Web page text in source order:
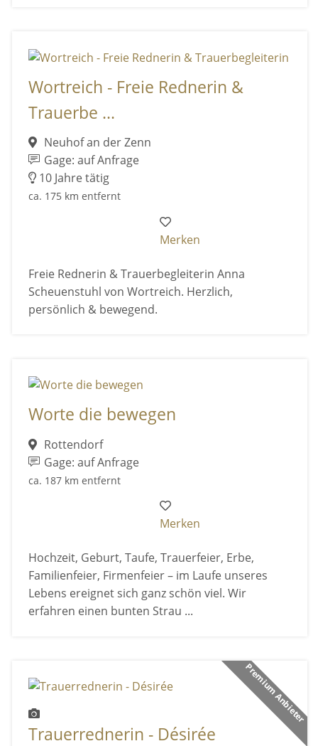
Wortreich - Freie Rednerin &
Trauerbe ...
Neuhof an der Zenn
Gage: auf Anfrage
10 Jahre tätig
ca. 175 km entfernt
Merken
Freie Rednerin & Trauerbegleiterin Anna
Scheuenstuhl von Wortreich. Herzlich,
persönlich & bewegend.
Worte die bewegen
Rottendorf
Gage: auf Anfrage
ca. 187 km entfernt
Merken
Hochzeit, Geburt, Taufe, Trauerfeier, Erbe,
Familienfeier, Firmenfeier – im Laufe unseres
Lebens ereignet sich ganz schön viel. Wir
erfahren einen bunten Strau ...
Premium Anbieter
Trauerrednerin - Désirée